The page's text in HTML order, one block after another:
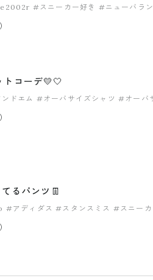
#スニーカー好き #ニューバラ
コーデ💛🤍
ドエム #オーバサイズシャツ #オーバ
るパンツ👖
#アディダス #スタンスミス #スニー